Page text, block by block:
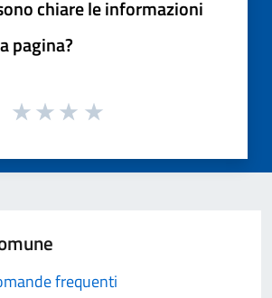
chiare le informazioni
pagina?
frequenti